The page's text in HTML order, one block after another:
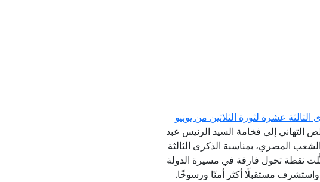
عشرة لثورة الثلاثين من يونيو
التهاني إلى فخامة السيد الرئيس عبد
المصري، بمناسبة الذكرى الثالثة
مثَّلت نقطة تحول فارقة في مسيرة الدولة
مستقبلًا أكثر أمنًا ورسوخًا.